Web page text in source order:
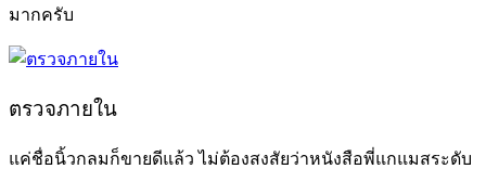
มากครับ
ตรวจภายใน
แค่ชื่อนิ้วกลมก็ขายดีแล้ว ไม่ต้องสงสัยว่าหนังสือพี่แกแมสระดับ